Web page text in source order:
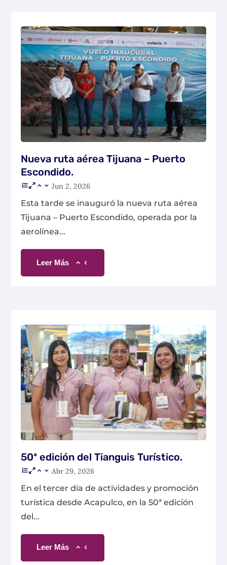
Nueva ruta aérea Tijuana – Puerto
Escondido.
Jun 2, 2026
Esta tarde se inauguró la nueva ruta aérea
Tijuana – Puerto Escondido, operada por la
aerolínea...
Leer Más
50ª edición del Tianguis Turístico.
Abr 29, 2026
En el tercer día de actividades y promoción
turística desde Acapulco, en la 50ª edición
del...
Leer Más